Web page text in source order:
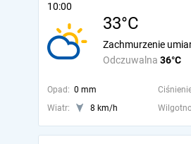
10:00
33°C
Odczuwalna 36°C
Zachmurzenie
Opad: 0 mm
Wiatr:
8 km/h